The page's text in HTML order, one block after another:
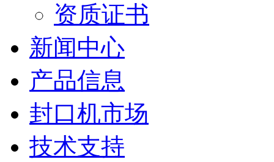
资质证书
新闻中心
产品信息
封口机市场
技术支持